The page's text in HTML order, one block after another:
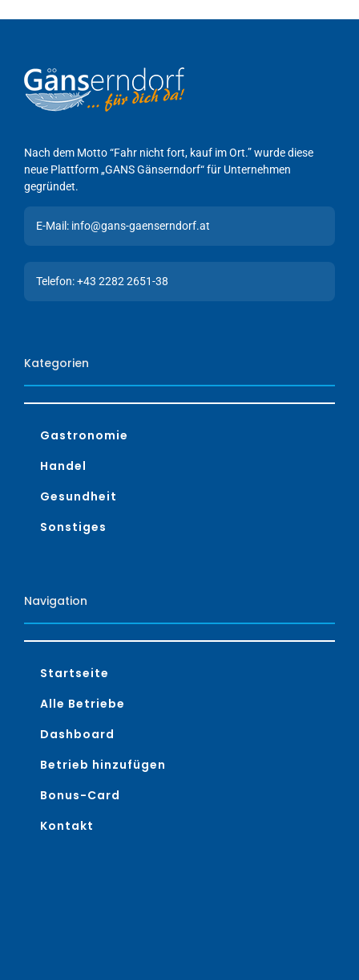
Nach dem Motto “Fahr nicht fort, kauf im Ort.” wurde diese
neue Plattform „GANS Gänserndorf“ für Unternehmen
gegründet.
E-Mail: info@gans-gaenserndorf.at
Telefon: +43 2282 2651-38
Kategorien
Gastronomie
Handel
Gesundheit
Sonstiges
Navigation
Startseite
Alle Betriebe
Dashboard
Betrieb hinzufügen
Bonus-Card
Kontakt